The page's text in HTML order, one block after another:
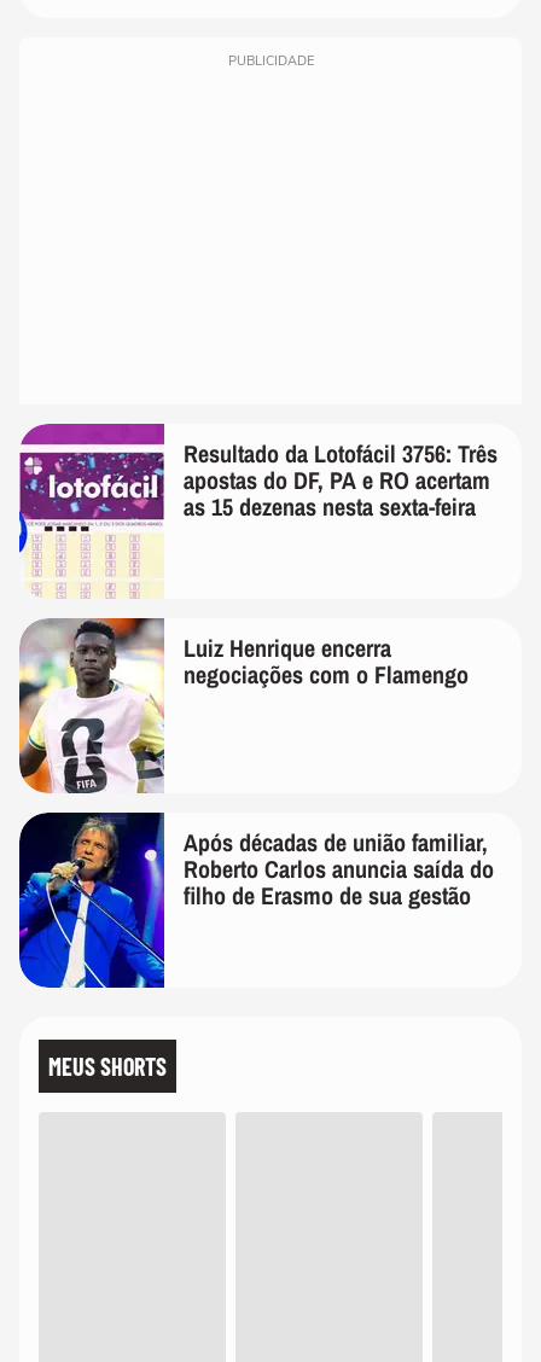
PUBLICIDADE
Resultado da Lotofácil 3756: Três
apostas do DF, PA e RO acertam
as 15 dezenas nesta sexta-feira
Luiz Henrique encerra
negociações com o Flamengo
Após décadas de união familiar,
Roberto Carlos anuncia saída do
filho de Erasmo de sua gestão
MEUS SHORTS